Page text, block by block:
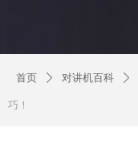
首页 ꄲ 对讲机百科 ꄲ
巧！